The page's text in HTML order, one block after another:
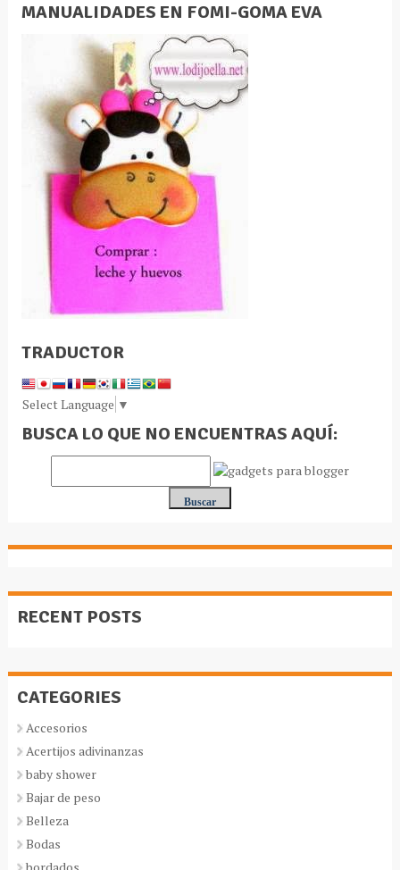
MANUALIDADES EN FOMI-GOMA EVA
TRADUCTOR
Select Language ▼
BUSCA LO QUE NO ENCUENTRAS AQUÍ:
RECENT POSTS
CATEGORIES
Accesorios
Acertijos adivinanzas
baby shower
Bajar de peso
Belleza
Bodas